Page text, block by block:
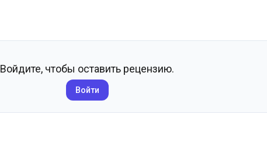
Войдите, чтобы оставить рецензию.
Войти